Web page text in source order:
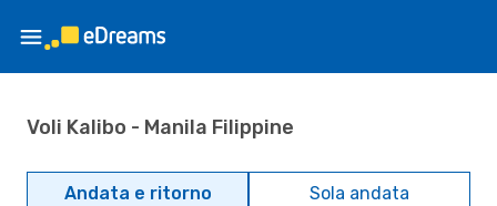
Voli Kalibo - Manila Filippine
Andata e ritorno Sola andata